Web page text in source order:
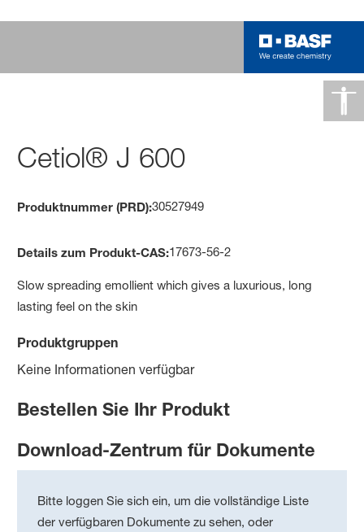
Cetiol® J 600
Produktnummer (PRD):30527949
Details zum Produkt-CAS:17673-56-2
Slow spreading emollient which gives a luxurious, long
lasting feel on the skin
Produktgruppen
Keine Informationen verfügbar
Bestellen Sie Ihr Produkt
Download-Zentrum für Dokumente
Bitte loggen Sie sich ein, um die vollständige Liste
der verfügbaren Dokumente zu sehen, oder